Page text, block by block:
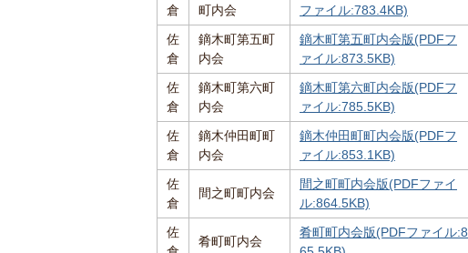
倉
町内会
ファイル:783.4KB)
佐
倉
鏑木町第五町
内会
鏑木町第五町内会版(PDFフ
ァイル:873.5KB)
佐
倉
鏑木町第六町
内会
鏑木町第六町内会版(PDFフ
ァイル:785.5KB)
佐
倉
鏑木仲田町町
内会
鏑木仲田町町内会版(PDFフ
ァイル:853.1KB)
佐
倉
間之町町内会
間之町町内会版(PDFファイ
ル:864.5KB)
佐
肴町町内会
肴町町内会版(PDFファイル:8